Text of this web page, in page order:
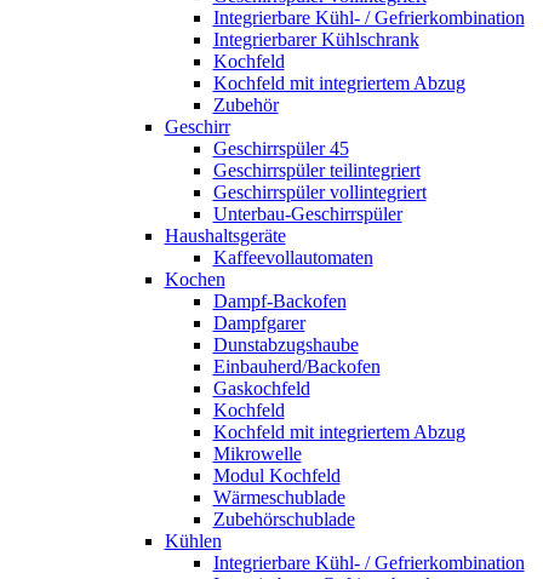
Integrierbare Kühl- / Gefrierkombination
Integrierbarer Kühlschrank
Kochfeld
Kochfeld mit integriertem Abzug
Zubehör
Geschirr
Geschirrspüler 45
Geschirrspüler teilintegriert
Geschirrspüler vollintegriert
Unterbau-Geschirrspüler
Haushaltsgeräte
Kaffeevollautomaten
Kochen
Dampf-Backofen
Dampfgarer
Dunstabzugshaube
Einbauherd/Backofen
Gaskochfeld
Kochfeld
Kochfeld mit integriertem Abzug
Mikrowelle
Modul Kochfeld
Wärmeschublade
Zubehörschublade
Kühlen
Integrierbare Kühl- / Gefrierkombination